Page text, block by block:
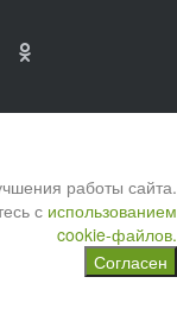
работы сайта.
с использованием
cookie-файлов.
Согласен